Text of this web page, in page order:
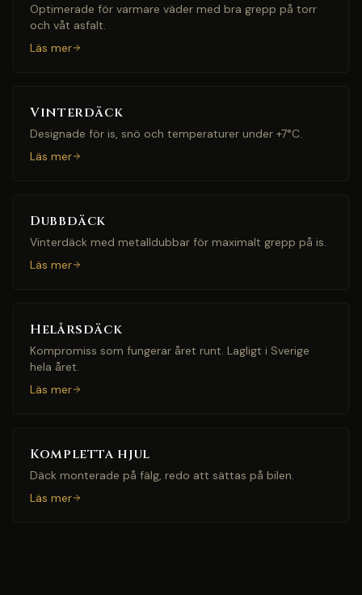
Optimerade för varmare väder med bra grepp på torr
och våt asfalt.
Läs mer
Vinterdäck
Designade för is, snö och temperaturer under +7°C.
Läs mer
Dubbdäck
Vinterdäck med metalldubbar för maximalt grepp på is.
Läs mer
Helårsdäck
Kompromiss som fungerar året runt. Lagligt i Sverige
hela året.
Läs mer
Kompletta hjul
Däck monterade på fälg, redo att sättas på bilen.
Läs mer